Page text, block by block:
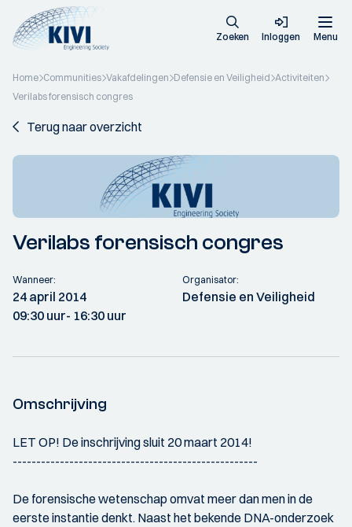
Zoeken Inloggen Menu
Home Communities Vakafdelingen Defensie en Veiligheid Activiteiten
Verilabs forensisch congres
Terug naar overzicht
Verilabs forensisch congres
Wanneer:
24 april 2014
09:30 uur- 16:30 uur
Organisator:
Defensie en Veiligheid
Omschrijving
LET OP! De inschrijving sluit 20 maart 2014!
----------------------------------------------------
De forensische wetenschap omvat meer dan men in de
eerste instantie denkt. Naast het bekende DNA-onderzoek